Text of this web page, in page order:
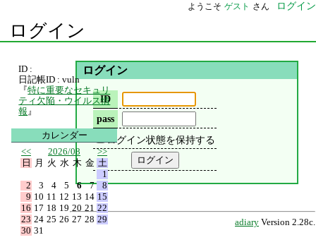
ようこそ ゲスト さん ログイン
ログイン
ログイン
ID
pass
ログイン状態を保持する
adiary Version 2.28c.
ID :
日記帳ID : vuln
『特に重要なセキュリ
ティ欠陥・ウイルス情
報 』
カレンダー
<<
2026/08
>>
日
月 火 水 木 金 土
1
2
3 4 5 6 7
8
9 10 11 12 13 14 15
16 17 18 19 20 21 22
23 24 25 26 27 28 29
30 31